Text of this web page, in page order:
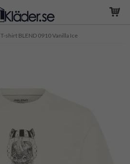
T-shirt BLEND 0910 Vanilla Ice